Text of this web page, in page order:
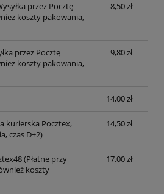
przez Pocztę
koszty pakowania,
8,50 zł
przez Pocztę
koszty pakowania,
9,80 zł
14,00 zł
kurierska Pocztex,
czas D+2)
14,50 zł
(Płatne przy
koszty
17,00 zł